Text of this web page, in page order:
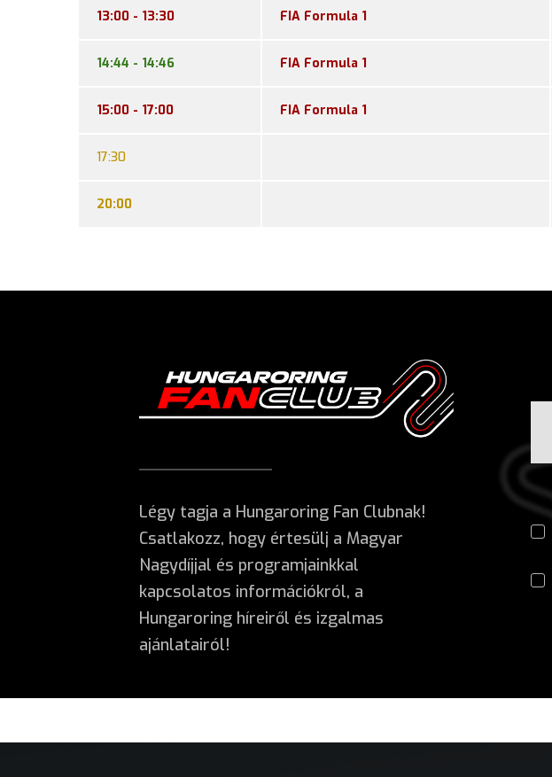
13:00 - 13:30 FIA Formula 1
14:44 - 14:46 FIA Formula 1
15:00 - 17:00 FIA Formula 1
17:30
20:00
Légy tagja a Hungaroring Fan Clubnak!
Csatlakozz, hogy értesülj a Magyar
Nagydíjjal és programjainkkal
kapcsolatos információkról, a
Hungaroring híreiről és izgalmas
ajánlatairól!